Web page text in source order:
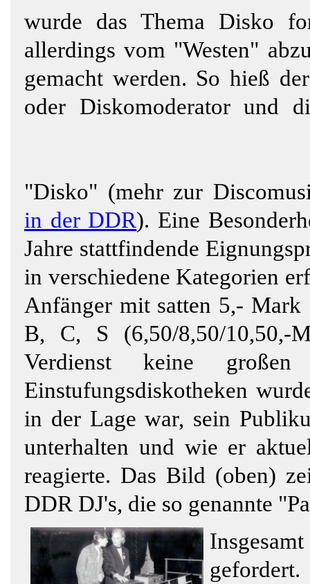
wurde das Thema Disko
allerdings vom "Westen"
gemacht werden. So hieß
oder Diskomoderator und
"Disko" (mehr zur
in der DDR). Eine
Jahre stattfindende
in verschiedene Kategorien
Anfänger mit satten 5,- Mark
B, C, S (6,50/8,50/10,50,-
Verdienst keine
Einstufungsdiskotheken
in der Lage war, sein
unterhalten und wie er
reagierte. Das Bild (oben)
DDR DJ's, die so genannte